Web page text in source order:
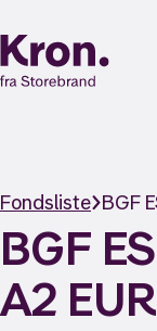
Fondsliste BGF
BGF
A2 EUR